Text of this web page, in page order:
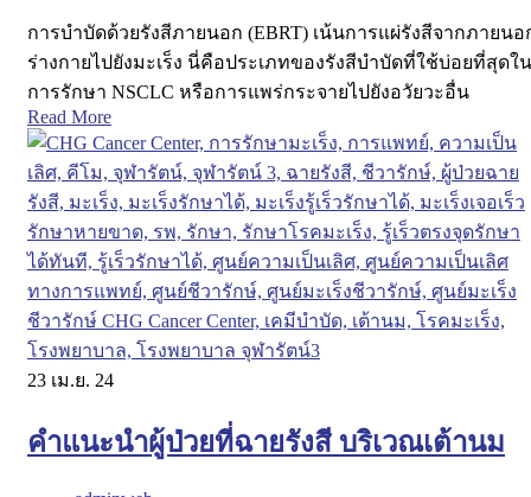
การบำบัดด้วยรังสีภายนอก (EBRT) เน้นการแผ่รังสีจากภายนอ
ร่างกายไปยังมะเร็ง นี่คือประเภทของรังสีบำบัดที่ใช้บ่อยที่สุดใน
การรักษา NSCLC หรือการแพร่กระจายไปยังอวัยวะอื่น
Read More
23 เม.ย. 24
คําแนะนําผู้ป่วยที่ฉายรังสี บริเวณเต้านม